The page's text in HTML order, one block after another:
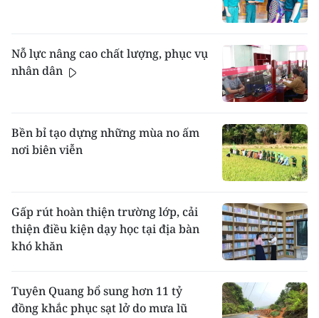
Nỗ lực nâng cao chất lượng, phục vụ
nhân dân
Bền bỉ tạo dựng những mùa no ấm
nơi biên viễn
Gấp rút hoàn thiện trường lớp, cải
thiện điều kiện dạy học tại địa bàn
khó khăn
Tuyên Quang bổ sung hơn 11 tỷ
đồng khắc phục sạt lở do mưa lũ